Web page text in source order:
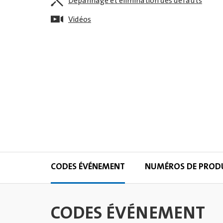
Vidéos
CODES ÉVÉNEMENT NUMÉROS DE
CODES ÉVÉNEMENT